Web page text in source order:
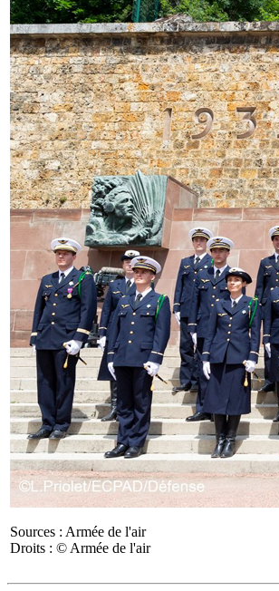
Sources : Armée de l'air
Droits : © Armée de l'air